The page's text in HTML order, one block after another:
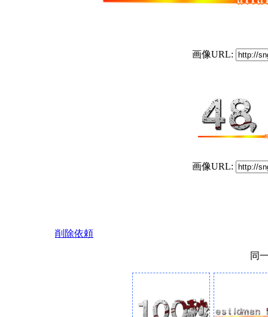
画像URL:
画像URL:
削除依頼
同